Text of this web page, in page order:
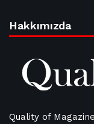
Hakkımızda
Quality of